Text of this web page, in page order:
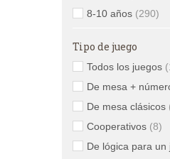
8-10 años (290)
Tipo de juego
Todos los juegos
De mesa +
De mesa clásicos
Cooperativos (8)
De lógica para un